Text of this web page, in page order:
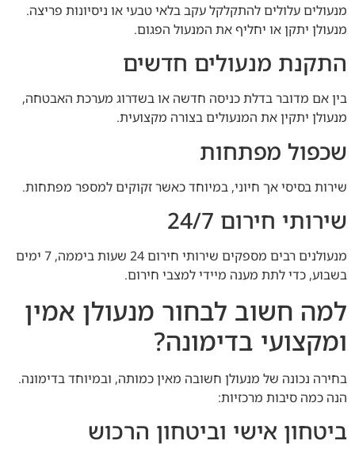
מנעולים עלולים להתקלקל עקב בלאי טבעי או ניסיונות פריצה.
מנעולן יתקן או יחליף את המנעול הפגום.
התקנת מנעולים חדשים
בין אם מדובר בדלת כניסה חדשה או בשדרוג מערכת האבטחה,
מנעולן יתקין את המנעולים בצורה מקצועית.
שכפול מפתחות
שירות בסיסי אך חיוני, במיוחד כאשר זקוקים למספר מפתחות.
שירותי חירום 24/7
מנעולנים רבים מספקים שירותי חירום 24 שעות ביממה, 7 ימים
בשבוע, כדי לתת מענה מיידי למצבי חירום.
למה חשוב לבחור מנעולן אמין
ומקצועי בדימונה?
בחירה נכונה של מנעולן חשובה מאין כמותה, ובמיוחד בדימונה.
הנה כמה סיבות מרכזיות:
ביטחון אישי וביטחון הרכוש